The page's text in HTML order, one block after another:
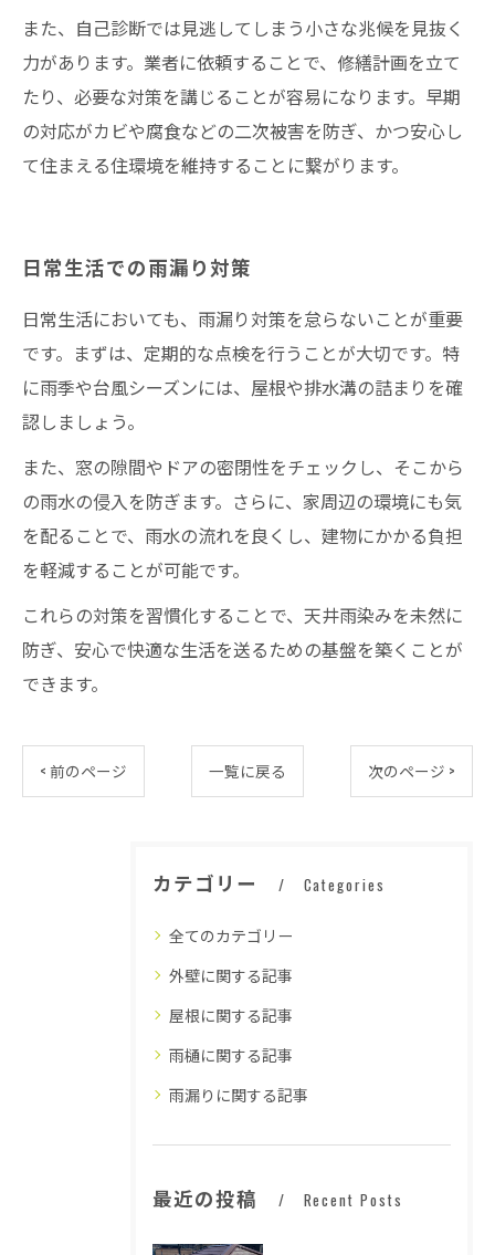
また、自己診断では見逃してしまう小さな兆候を見抜く
力があります。業者に依頼することで、修繕計画を立て
たり、必要な対策を講じることが容易になります。早期
の対応がカビや腐食などの二次被害を防ぎ、かつ安心し
て住まえる住環境を維持することに繋がります。
日常生活での雨漏り対策
日常生活においても、雨漏り対策を怠らないことが重要
です。まずは、定期的な点検を行うことが大切です。特
に雨季や台風シーズンには、屋根や排水溝の詰まりを確
認しましょう。
また、窓の隙間やドアの密閉性をチェックし、そこから
の雨水の侵入を防ぎます。さらに、家周辺の環境にも気
を配ることで、雨水の流れを良くし、建物にかかる負担
を軽減することが可能です。
これらの対策を習慣化することで、天井雨染みを未然に
防ぎ、安心で快適な生活を送るための基盤を築くことが
できます。
< 前のページ 一覧に戻る 次のページ >
カテゴリー Categories
全てのカテゴリー
外壁に関する記事
屋根に関する記事
雨樋に関する記事
雨漏りに関する記事
最近の投稿 Recent Posts